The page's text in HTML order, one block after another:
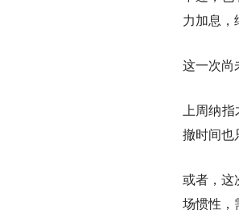
力加息，
这一次尚
上周纳指
撤时间也
或者，这
场惯性，